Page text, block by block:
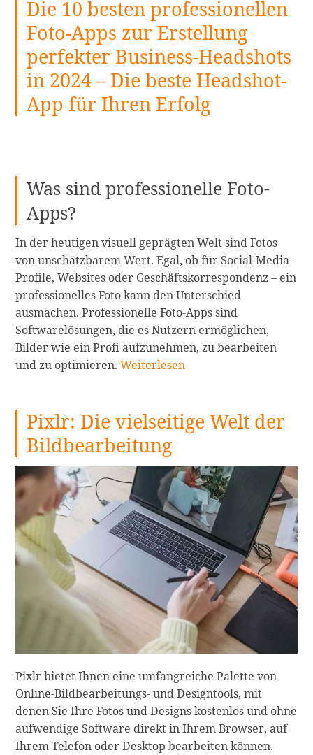
Online-
PFP-
Ersteller
+
10
Die 10 besten professionellen
Foto-Apps zur Erstellung
perfekter Business-Headshots
in 2024 – Die beste Headshot-
App für Ihren Erfolg
Was sind professionelle Foto-
Apps?
In der heutigen visuell geprägten Welt sind Fotos
von unschätzbarem Wert. Egal, ob für Social-Media-
Profile, Websites oder Geschäftskorrespondenz – ein
professionelles Foto kann den Unterschied
ausmachen. Professionelle Foto-Apps sind
Softwarelösungen, die es Nutzern ermöglichen,
Bilder wie ein Profi aufzunehmen, zu bearbeiten
und zu optimieren.Die
professionellen
Foto-
Apps
zur
Erstellung
perfekter
Business-
Headshots
–
beste
Headshot-
für
Ihren
Erfolg
weiterlesen
Weiterlesen
Pixlr: Die vielseitige Welt der
Bildbearbeitung
Pixlr bietet Ihnen eine umfangreiche Palette von
Online-Bildbearbeitungs- und Designtools, mit
denen Sie Ihre Fotos und Designs kostenlos und ohne
aufwendige Software direkt in Ihrem Browser, auf
Ihrem Telefon oder Desktop bearbeiten können.